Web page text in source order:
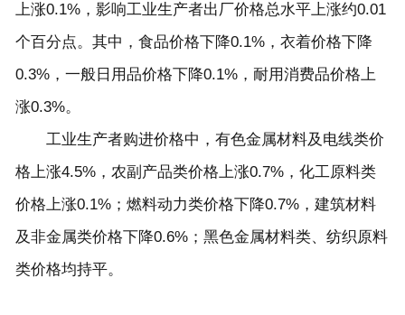
上涨0.1%，影响工业生产者出厂价格总水平上涨约0.01
个百分点。其中，食品价格下降0.1%，衣着价格下降
0.3%，一般日用品价格下降0.1%，耐用消费品价格上
涨0.3%。
工业生产者购进价格中，有色金属材料及电线类价
格上涨4.5%，农副产品类价格上涨0.7%，化工原料类
价格上涨0.1%；燃料动力类价格下降0.7%，建筑材料
及非金属类价格下降0.6%；黑色金属材料类、纺织原料
类价格均持平。